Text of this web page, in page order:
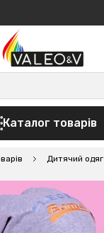
Каталог товарів
Дитячий одяг